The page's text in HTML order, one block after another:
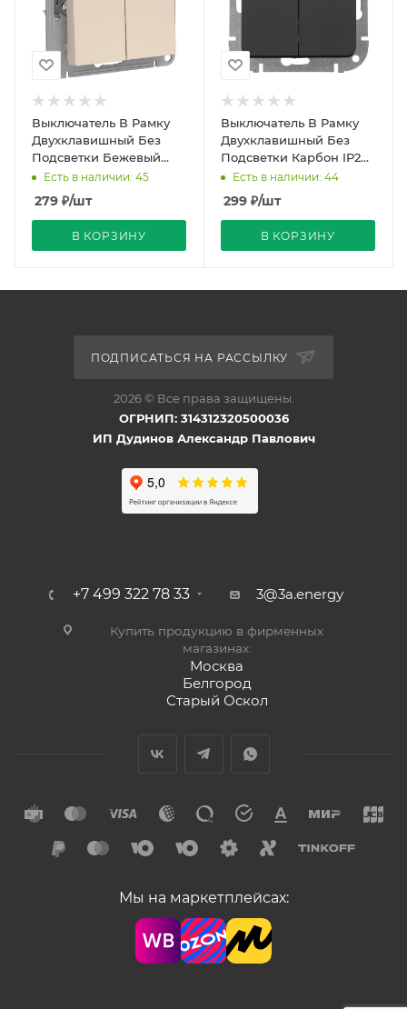
Выключатель В Рамку
Двухклавишный Без
Подсветки Бежевый
IP20 10А 250В
ATLASDESIGN SE
Есть в наличии: 45
279 ₽/шт
В КОРЗИНУ
Выключатель В Рамку
Двухклавишный Без
Подсветки Карбон IP20
10А 250В ASTRUM
Bylectrica (40)
Есть в наличии: 44
299 ₽/шт
В КОРЗИНУ
ПОДПИСАТЬСЯ НА РАССЫЛКУ
2026 © Все права защищены.
ОГРНИП: 314312320500036
ИП Дудинов Александр Павлович
+7 499 322 78 33 3@3a.energy
Купить продукцию в фирменных
магазинах:
Москва
Белгород
Старый Оскол
Мы на маркетплейсах: